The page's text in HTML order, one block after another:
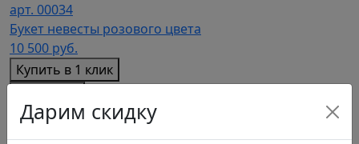
арт. 00034
Букет невесты розового цвета
10 500 руб.
Купить в 1 клик
Дарим скидку